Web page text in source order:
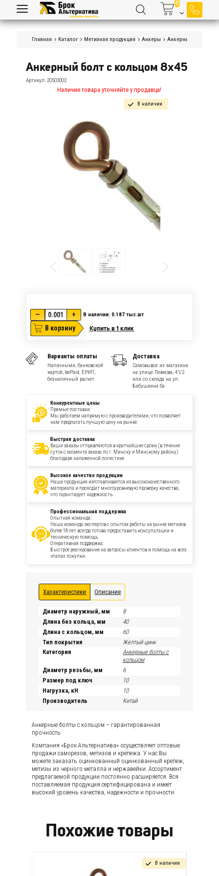
Главная Каталог Метизная продукция Анкеры Анкерные болты с
Анкерный болт с кольцом 8х45
Артикул:20503002
Наличие товара уточняйте у продавца!
В наличии
— + В наличии: 0.187 тыс.шт
В корзину Купить в 1 клик
Варианты оплаты
Наличными, банковской
картой, bePaid, ЕРИП,
безналичный расчет
Доставка
Самовывоз из магазина
на улице Левкова, 41/2
или со склада на ул.
Бабушкина 6а
Конкурентные цены
Прямые поставки:
Мы работаем напрямую с производителями, что позволяет
нам предлагать лучшую цену на рынке.
Быстрая доставка
Ваши заказы отправляются в кратчайшие сроки (в течение
суток с момента заказа по г. Минску и Минскому району)
благодаря налаженной логистике.
Высокое качество продукции
Наша продукция изготавливается из высококачественного
материала и проходит многоуровневую проверку качества,
что гарантирует надежность.
Профессиональная поддержка
Опытная команда:
Наша команда экспертов с опытом работы на рынке метизов
более 18 лет всегда готова предоставить консультации и
техническую помощь.
Оперативная поддержка:
Быстрое реагирование на запросы клиентов и помощь на всех
этапах покупки.
Характеристики Описание
Диаметр наружный, мм
8
Длина без кольца, мм
40
Длина с кольцом, мм
60
Тип покрытия
Желтый цинк
Категория
Анкерные болты с
кольцом
Диаметр резьбы, мм
6
Размер под ключ
10
Нагрузка, кН
10
Производитель
Китай
Анкерные болты с кольцом – гарантированная
прочность
Компания «Брок Альтернатива» осуществляет оптовые
продажи саморезов, метизов и крепежа. У нас Вы
можете заказать оцинкованный оцинкованный крепеж,
метизы из черного металла и нержавейки. Ассортимент
предлагаемой продукции постоянно расширяется. Вся
поставляемая продукция сертифицирована и имеет
высокий уровень качества, надежности и прочности.
Похожие товары
В наличии